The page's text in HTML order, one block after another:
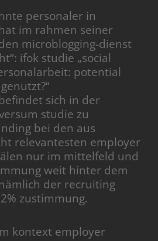
personaler in
im rahmen seiner
microblogging-dienst
ifok studie „social
potential
sich in der
studie zu
bei den aus
relevantesten employer
nur im mittelfeld und
weit hinter dem
der recruiting
zustimmung.
kontext employer